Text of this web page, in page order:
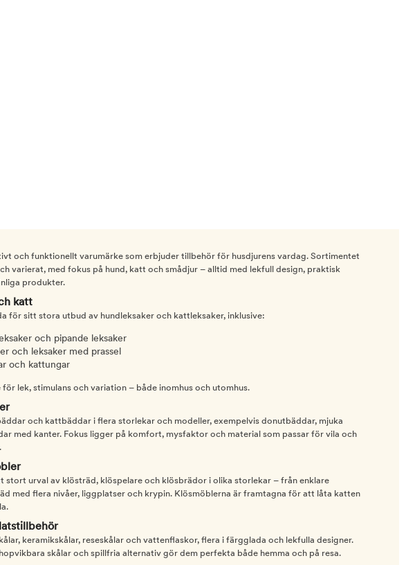
och funktionellt varumärke som erbjuder tillbehör för husdjurens vardag. Sortimentet
varierat, med fokus på hund, katt och smådjur – alltid med lekfull design, praktisk
produkter.
katt
för sitt stora utbud av hundleksaker och kattleksaker, inklusive:
och pipande leksaker
och leksaker med prassel
och kattungar
för lek, stimulans och variation – både inomhus och utomhus.
och kattbäddar i flera storlekar och modeller, exempelvis donutbäddar, mjuka
med kanter. Fokus ligger på komfort, mysfaktor och material som passar för vila och
stort urval av klösträd, klöspelare och klösbrädor i olika storlekar – från enklare
med flera nivåer, liggplatser och krypin. Klösmöblerna är framtagna för att låta katten
keramikskålar, reseskålar och vattenflaskor, flera i färgglada och lekfulla designer.
skålar och spillfria alternativ gör dem perfekta både hemma och på resa.